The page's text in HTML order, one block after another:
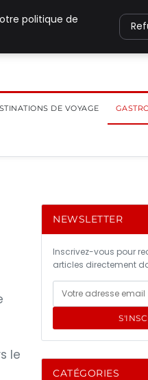
DE VOYAGE
le
NEWSLETTER
Inscrivez-vous pour
articles directement
CATÉGORIES
politique de